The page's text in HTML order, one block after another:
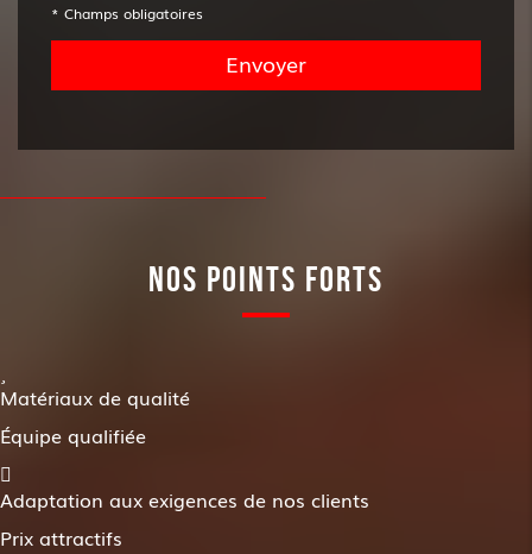
* Champs obligatoires
NOS POINTS FORTS
Matériaux de qualité
Équipe qualifiée
Adaptation aux exigences de nos clients
Prix attractifs